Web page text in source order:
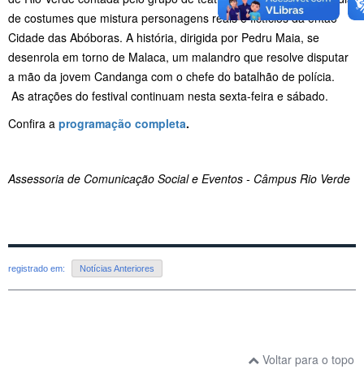
de costumes que mistura personagens reais e fictícios da então
Cidade das Abóboras. A história, dirigida por Pedru Maia, se
desenrola em torno de Malaca, um malandro que resolve disputar
a mão da jovem Candanga com o chefe do batalhão de polícia.
As atrações do festival continuam nesta sexta-feira e sábado.
Confira a programação completa.
Assessoria de Comunicação Social e Eventos - Câmpus Rio Verde
registrado em: Notícias Anteriores
Voltar para o topo